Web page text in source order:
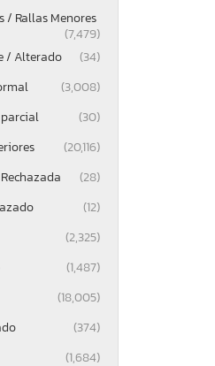
/ Rallas Menores
(7,479)
/ Alterado
(34)
(3,008)
(30)
(20,116)
(28)
(12)
(2,325)
(1,487)
(18,005)
(374)
(1,684)